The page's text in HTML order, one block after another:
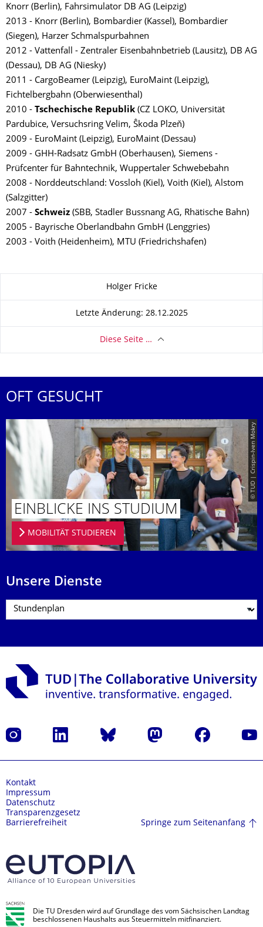
Knorr (Berlin), Fahrsimulator DB AG (Leipzig)
2013 - Knorr (Berlin), Bombardier (Kassel), Bombardier
(Siegen), Harzer Schmalspurbahnen
2012 - Vattenfall - Zentraler Eisenbahnbetrieb (Lausitz), DB AG
(Dessau), DB AG (Niesky)
2011 - CargoBeamer (Leipzig), EuroMaint (Leipzig),
Fichtelbergbahn (Oberwiesenthal)
2010 - Tschechische Republik (CZ LOKO, Universität
Pardubice, Versuchsring Velim, Ŝkoda Plzeň)
2009 - EuroMaint (Leipzig), EuroMaint (Dessau)
2009 - GHH-Radsatz GmbH (Oberhausen), Siemens -
Prüfcenter für Bahntechnik, Wuppertaler Schwebebahn
2008 - Norddeutschland: Vossloh (Kiel), Voith (Kiel), Alstom
(Salzgitter)
2007 - Schweiz (SBB, Stadler Bussnang AG, Rhätische Bahn)
2005 - Bayrische Oberlandbahn GmbH (Lenggries)
2003 - Voith (Heidenheim), MTU (Friedrichshafen)
Holger Fricke
Letzte Änderung: 28.12.2025
Diese Seite …
OFT GESUCHT
© TUD | Crispin-Iven Mokry
EINBLICKE INS STUDIUM
MOBILITÄT STUDIEREN
Unsere Dienste
Instagram LinkedIn Bluesky Mastodon Facebook
Kontakt
Impressum
Datenschutz
Transparenzgesetz
Barrierefreiheit
Springe zum Seitenanfang
Die TU Dresden wird auf Grundlage des vom Sächsischen Landtag
beschlossenen Haushalts aus Steuermitteln mitfinanziert.